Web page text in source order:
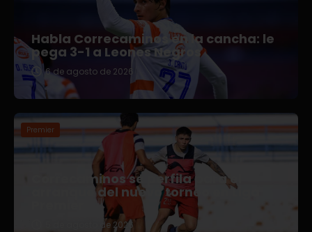
Habla Correcaminos en la cancha: le
pega 3-1 a Leones Negros
6 de agosto de 2026
Premier
Correcaminos se perfila para el
arranque del nuevo torneo en Liga
5 de agosto de 2026